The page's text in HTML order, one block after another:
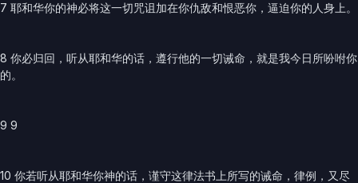
7 耶和华你的神必将这一切咒诅加在你仇敌和恨恶你，逼迫你的人身上。
8 你必归回，听从耶和华的话，遵行他的一切诫命，就是我今日所吩咐你
的。
9 9
10 你若听从耶和华你神的话，谨守这律法书上所写的诫命，律例，又尽